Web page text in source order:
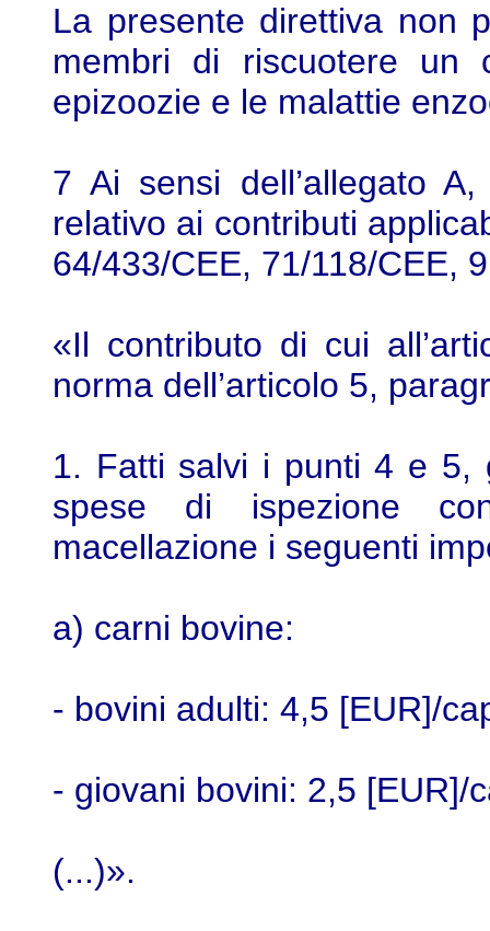
La presente direttiva non
membri di riscuotere un
epizoozie e le malattie
7 Ai sensi dell’allegato
relativo ai contributi
64/433/CEE, 71/118/CEE,
«Il contributo di cui
norma dell’articolo 5,
1. Fatti salvi i punti 4 e 5,
spese di ispezione
macellazione i seguenti
a) carni bovine:
- bovini adulti: 4,5 [EUR]/
- giovani bovini: 2,5 [EUR]/
(...)».